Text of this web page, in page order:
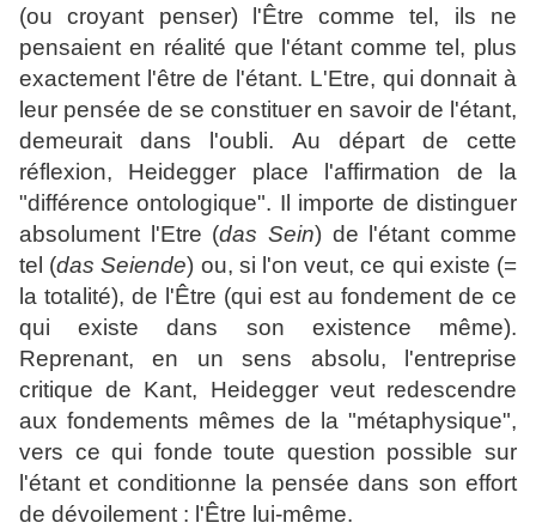
(ou croyant penser) l'Être comme tel, ils ne
pensaient en réalité que l'étant comme tel, plus
exactement l'être de l'étant. L'Etre, qui donnait à
leur pensée de se constituer en savoir de l'étant,
demeurait dans l'oubli. Au départ de cette
réflexion, Heidegger place l'affirmation de la
"différence ontologique". Il importe de distinguer
absolument l'Etre (das Sein) de l'étant comme
tel (das Seiende) ou, si l'on veut, ce qui existe (=
la totalité), de l'Être (qui est au fondement de ce
qui existe dans son existence même).
Reprenant, en un sens absolu, l'entreprise
critique de Kant, Heidegger veut redescendre
aux fondements mêmes de la "métaphysique",
vers ce qui fonde toute question possible sur
l'étant et conditionne la pensée dans son effort
de dévoilement : l'Être lui-même.